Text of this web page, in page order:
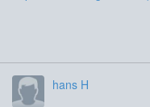
hans H